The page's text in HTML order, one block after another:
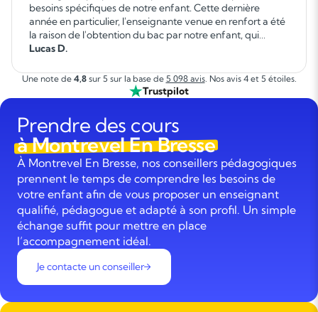
besoins spécifiques de notre enfant. Cette dernière
année en particulier, l'enseignante venue en renfort a été
la raison de l'obtention du bac par notre enfant, qui
autrement ne l'aurait pas réussi. Elle a fait un travail
Lucas D.
Une note de 4,8sur 5 sur la base de 5 098 avis. Nos avis 4 et 5 étoiles.
Trustpilot
Prendre des cours
à Montrevel En Bresse
À Montrevel En Bresse, nos conseillers pédagogiques
prennent le temps de comprendre les besoins de
votre enfant afin de vous proposer un enseignant
qualifié, pédagogue et adapté à son profil. Un simple
échange suffit pour mettre en place
l’accompagnement idéal.
Je contacte un conseiller